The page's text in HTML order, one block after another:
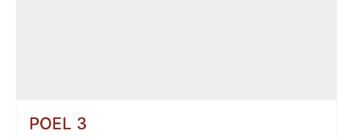
POEL 3